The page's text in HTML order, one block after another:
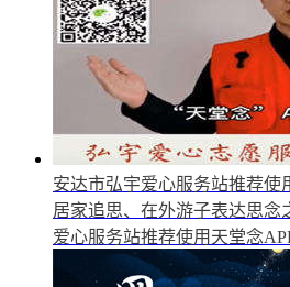
安达市弘宇爱心服务站推荐使
居家追思、在外游子表达思念
爱心服务站推荐使用天堂念